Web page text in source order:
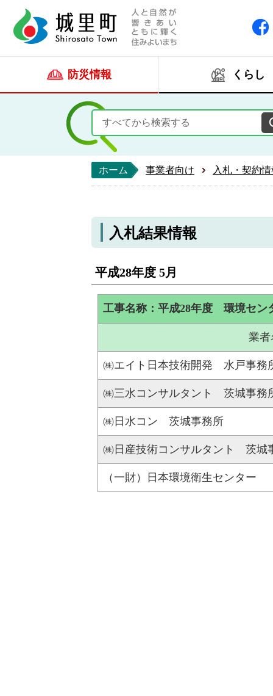
防災情報 くらし
ホーム 事業者向け 入札・契約
入札結果情報
平成28年度 5月
工事名称：平成28年度 環境セン
業者
㈱エイト日本技術開発 水戸事務
㈱三水コンサルタント 茨城事務
㈱日水コン 茨城事務所
㈱日産技術コンサルタント 茨城
（一財）日本環境衛生センター